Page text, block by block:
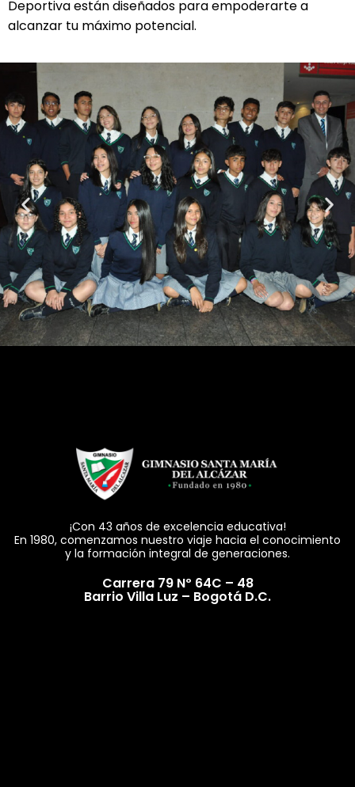
Deportiva están diseñados para empoderarte a
alcanzar tu máximo potencial.
¡Con 43 años de excelencia educativa!
En 1980, comenzamos nuestro viaje hacia el conocimiento
y la formación integral de generaciones.
Carrera 79 Nº 64C – 48
Barrio Villa Luz – Bogotá D.C.